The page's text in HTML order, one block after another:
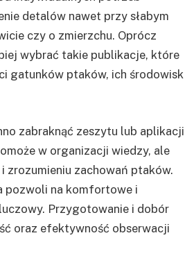
detalów nawet przy słabym
czy o zmierzchu. Oprócz
wybrać takie publikacje, które
gatunków ptaków, ich środowisk
zabraknąć zeszytu lub aplikacji
w organizacji wiedzy, ale
zrozumieniu zachowań ptaków.
pozwoli na komfortowe i
Przygotowanie i dobór
oraz efektywność obserwacji